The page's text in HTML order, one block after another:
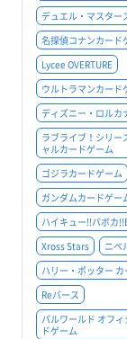
デュエル・マスター
名探偵コナンカード
Lycee OVERTURE
ウルトラマンカード
ディズニー・ロルカ
ラブライブ！シリー
ャルカードゲーム
ゴジラカードゲーム
ガンダムカードゲー
ハイキュー!!バボカ
Xross Stars
ニベ
ハリー・ポッター
Reバース
パルワールド オフィ
ドゲーム